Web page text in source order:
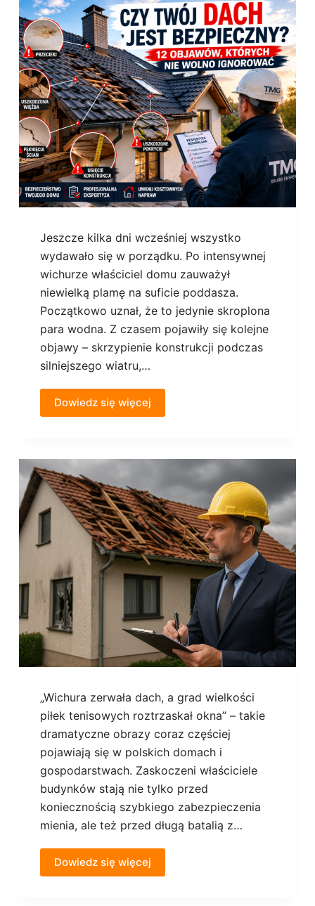
Jeszcze kilka dni wcześniej wszystko
wydawało się w porządku. Po intensywnej
wichurze właściciel domu zauważył
niewielką plamę na suficie poddasza.
Początkowo uznał, że to jedynie skroplona
para wodna. Z czasem pojawiły się kolejne
objawy – skrzypienie konstrukcji podczas
silniejszego wiatru,…
Dowiedz się więcej
„Wichura zerwała dach, a grad wielkości
piłek tenisowych roztrzaskał okna” – takie
dramatyczne obrazy coraz częściej
pojawiają się w polskich domach i
gospodarstwach. Zaskoczeni właściciele
budynków stają nie tylko przed
koniecznością szybkiego zabezpieczenia
mienia, ale też przed długą batalią z…
Dowiedz się więcej